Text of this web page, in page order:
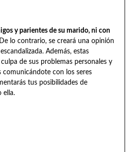
y parientes de su marido, ni con
De lo contrario, se creará una opinión
Además, estas
de sus problemas personales y
comunicándote con los seres
tus posibilidades de
ella.